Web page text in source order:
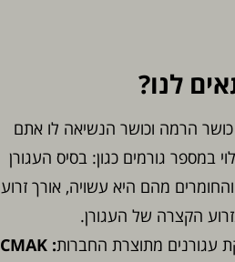
לנו?
הרמה וכושר הנשיאה לו אתם
במספר גורמים כגון: בסיס העגורן
מהם היא עשויה, אורך זרוע
הקצרה של העגורן.
עגורנים מתוצרת החברות